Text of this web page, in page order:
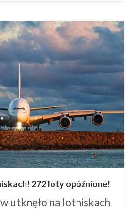
272 loty opóźnione!
utknęło na lotniskach